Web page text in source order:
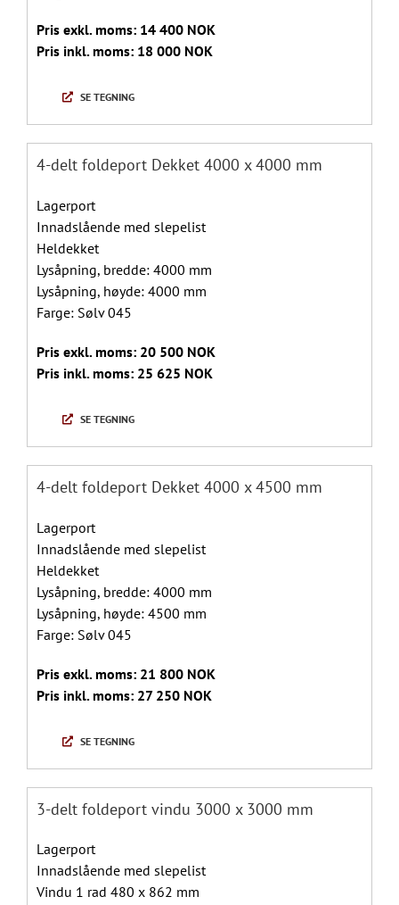
Pris exkl. moms: 14 400 NOK
Pris inkl. moms: 18 000 NOK
SE TEGNING
4-delt foldeport Dekket 4000 x 4000 mm
Lagerport
Innadslående med slepelist
Heldekket
Lysåpning, bredde: 4000 mm
Lysåpning, høyde: 4000 mm
Farge: Sølv 045
Pris exkl. moms: 20 500 NOK
Pris inkl. moms: 25 625 NOK
SE TEGNING
4-delt foldeport Dekket 4000 x 4500 mm
Lagerport
Innadslående med slepelist
Heldekket
Lysåpning, bredde: 4000 mm
Lysåpning, høyde: 4500 mm
Farge: Sølv 045
Pris exkl. moms: 21 800 NOK
Pris inkl. moms: 27 250 NOK
SE TEGNING
3-delt foldeport vindu 3000 x 3000 mm
Lagerport
Innadslående med slepelist
Vindu 1 rad 480 x 862 mm